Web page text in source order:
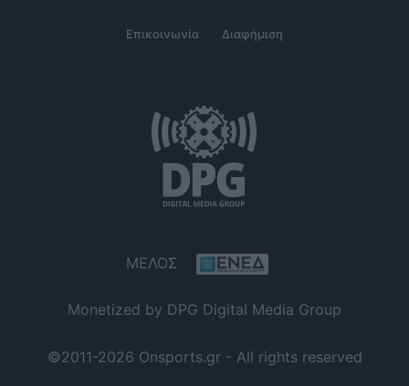
Επικοινωνία Διαφήμιση
ΜΕΛΟΣ
Monetized by DPG Digital Media Group
©2011-2026 Onsports.gr - All rights reserved